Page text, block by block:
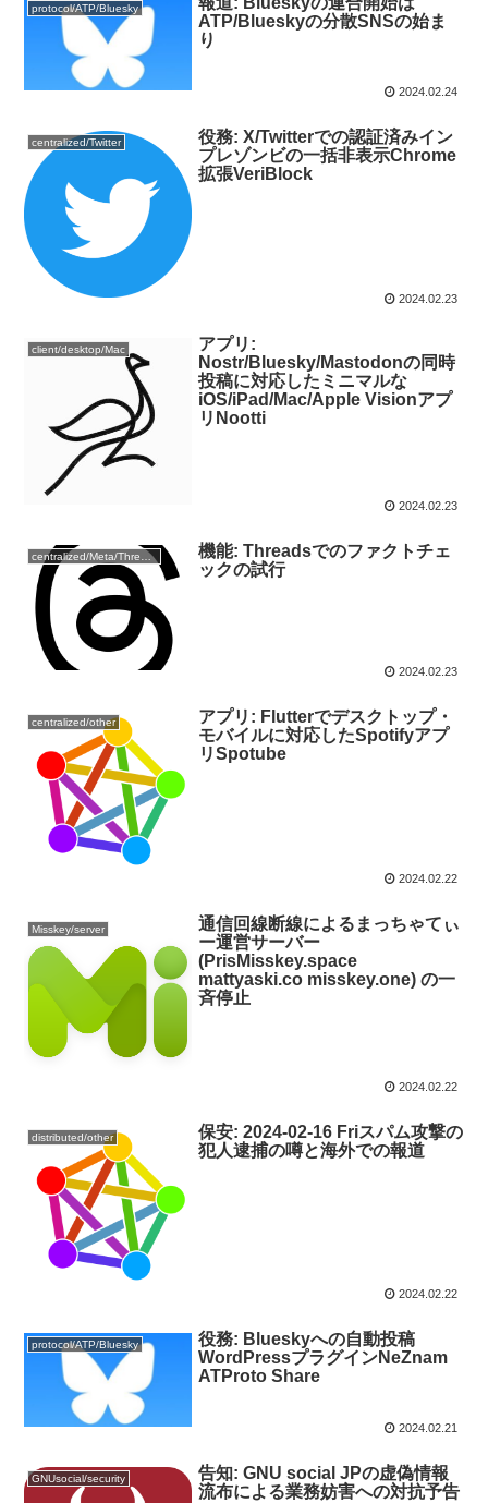
protocol/ATP/Bluesky
ATP/Blueskyの分散SNSの始ま
り
2024.02.24
centralized/Twitter
役務: X/Twitterでの認証済みイン
プレゾンビの一括非表示Chrome
拡張VeriBlock
2024.02.23
client/desktop/Mac
アプリ:
Nostr/Bluesky/Mastodonの同時
投稿に対応したミニマルな
iOS/iPad/Mac/Apple Visionアプ
リNootti
2024.02.23
centralized/Meta/Threads
機能: Threadsでのファクトチェ
ックの試行
2024.02.23
centralized/other
アプリ: Flutterでデスクトップ・
モバイルに対応したSpotifyアプ
リSpotube
2024.02.22
Misskey/server
通信回線断線によるまっちゃてぃ
ー運営サーバー
(PrisMisskey.space
mattyaski.co misskey.one) の一
斉停止
2024.02.22
distributed/other
保安: 2024-02-16 Friスパム攻撃の
犯人逮捕の噂と海外での報道
2024.02.22
protocol/ATP/Bluesky
役務: Blueskyへの自動投稿
WordPressプラグインNeZnam
ATProto Share
2024.02.21
GNUsocial/security
告知: GNU social JPの虚偽情報
流布による業務妨害への対抗予告